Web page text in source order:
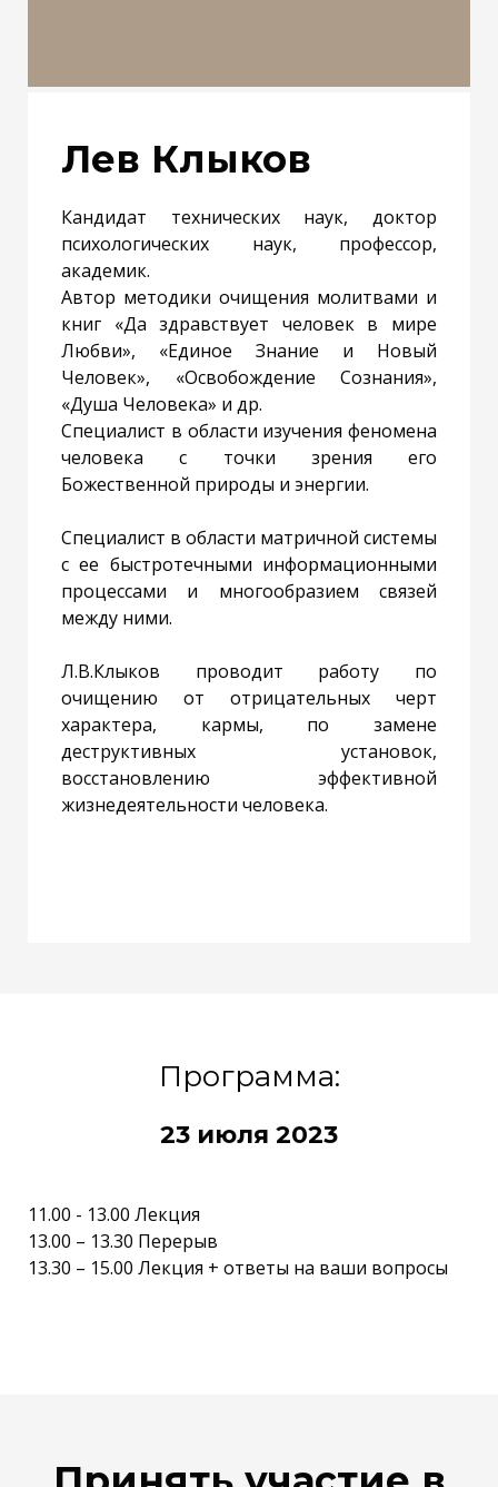
Лев Клыков
Кандидат технических наук, доктор
психологических наук, профессор,
академик.
Автор методики очищения молитвами и
книг «Да здравствует человек в мире
Любви», «Единое Знание и Новый
Человек», «Освобождение Сознания»,
«Душа Человека» и др.
Специалист в области изучения феномена
человека с точки зрения его
Божественной природы и энергии.
Специалист в области матричной системы
с ее быстротечными информационными
процессами и многообразием связей
между ними.
Л.В.Клыков проводит работу по
очищению от отрицательных черт
характера, кармы, по замене
деструктивных установок,
восстановлению эффективной
жизнедеятельности человека.
Программа:
23 июля 2023
11.00 - 13.00 Лекция
13.00 – 13.30 Перерыв
13.30 – 15.00 Лекция + ответы на ваши вопросы